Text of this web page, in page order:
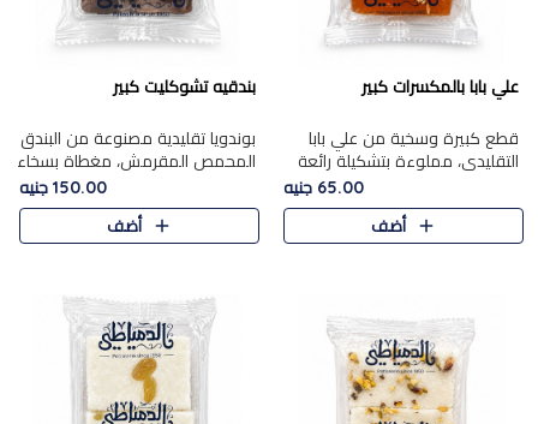
علي بابا بالمكسرات كبير
قطع كبيرة وسخية من علي بابا
التقليدي، مملوءة بتشكيلة رائعة
من المكسرات المحمصة المحمرة.
65.00 جنيه
أضف
بندقيه تشوكليت كبير
بوندويا تقليدية مصنوعة من البندق
المحمص المقرمش، مغطاة بسخاء
بشوكولاتة فاخرة غنية لتحقيق
التوازن المثالي بين قوام القرمشة
ونكهة الشوكولاتة ا..
150.00 جنيه
أضف